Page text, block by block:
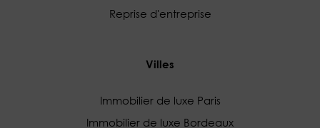
Reprise d'entreprise
Villes
Immobilier de luxe Paris
Immobilier de luxe Bordeaux